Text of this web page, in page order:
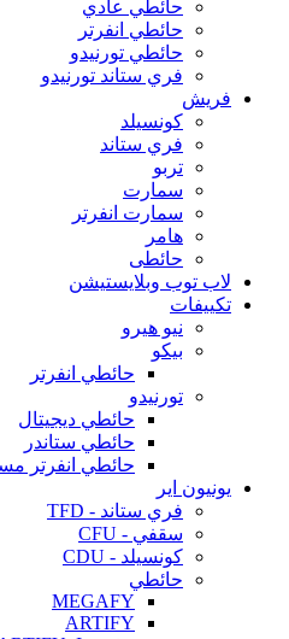
حائطي عادي
حائطي انفرتر
حائطي تورنيدو
فري ستاند تورنيدو
فريش
كونسيلد
فري ستاند
تربو
سمارت
سمارت انفرتر
هامر
حائطى
لاب توب وبلايستيشن
تكييفات
نيو هيرو
بيكو
حائطي انفرتر
تورنيدو
حائطي ديجيتال
حائطي ستاندر
حائطي انفرتر
يونيون اير
فري ستاند - TFD
سقفي - CFU
كونسيلد - CDU
حائطي
MEGAFY
ARTIFY